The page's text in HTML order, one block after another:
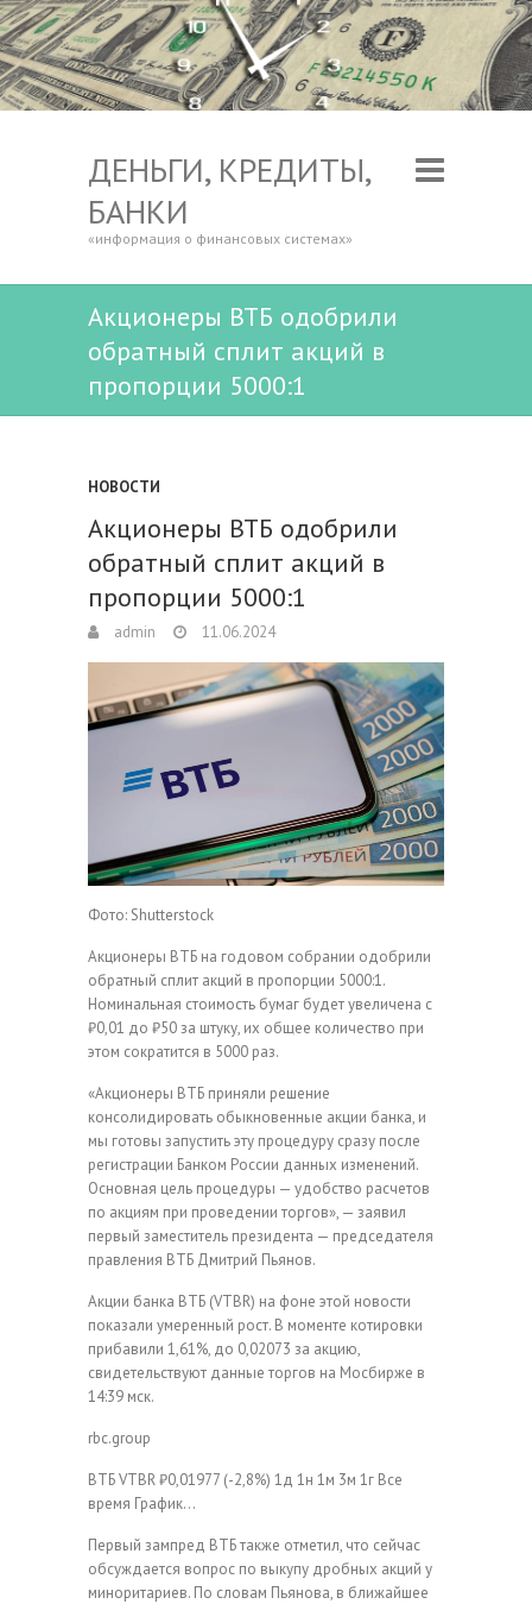
ДЕНЬГИ, КРЕДИТЫ,
БАНКИ
«информация о финансовых системах»
Акционеры ВТБ одобрили
обратный сплит акций в
пропорции 5000:1
НОВОСТИ
Акционеры ВТБ одобрили
обратный сплит акций в
пропорции 5000:1
admin 11.06.2024
Фото: Shutterstock
Акционеры ВТБ на годовом собрании одобрили
обратный сплит акций в пропорции 5000:1.
Номинальная стоимость бумаг будет увеличена с
₽0,01 до ₽50 за штуку, их общее количество при
этом сократится в 5000 раз.
«Акционеры ВТБ приняли решение
консолидировать обыкновенные акции банка, и
мы готовы запустить эту процедуру сразу после
регистрации Банком России данных изменений.
Основная цель процедуры — удобство расчетов
по акциям при проведении торгов», — заявил
первый заместитель президента — председателя
правления ВТБ Дмитрий Пьянов.
Акции банка ВТБ (VTBR) на фоне этой новости
показали умеренный рост. В моменте котировки
прибавили 1,61%, до 0,02073 за акцию,
свидетельствуют данные торгов на Мосбирже в
14:39 мск.
rbc.group
ВТБVTBR₽0,01977 (-2,8%) 1д 1н 1м 3м 1г Все
время График…
Первый зампред ВТБ также отметил, что сейчас
обсуждается вопрос по выкупу дробных акций у
миноритариев. По словам Пьянова, в ближайшее